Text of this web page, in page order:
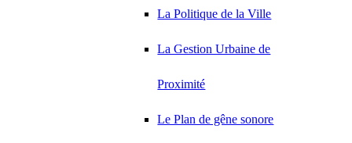
La Politique de la Ville
La Gestion Urbaine de
Proximité
Le Plan de gêne sonore